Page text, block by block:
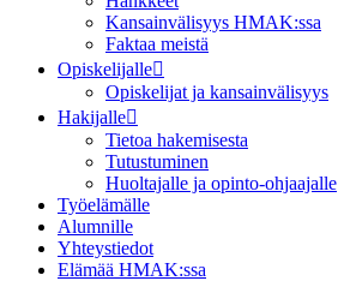
Kansainvälisyys HMAK:ssa
Faktaa meistä
Opiskelijalle
Opiskelijat ja kansainvälisyys
Hakijalle
Tietoa hakemisesta
Tutustuminen
Huoltajalle ja opinto-ohjaajalle
Työelämälle
Alumnille
Yhteystiedot
Elämää HMAK:ssa